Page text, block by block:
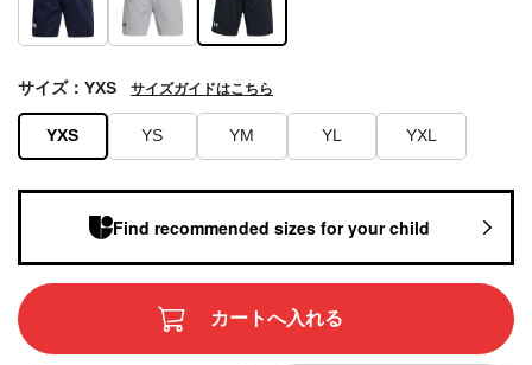
YXS YS YM YL YXL
サイズ：YXS サイズガイドはこちら
Find recommended sizes for your child